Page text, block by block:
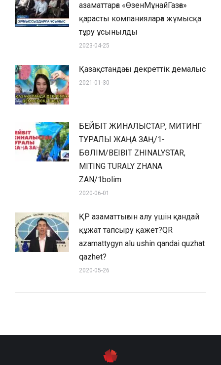
азаматтарға «ӨзенМұнайГазға»
қарасты компанияларға жұмысқа
тұру ұсынылды
2023-04-25
Қазақстандағы декреттік демалыс
2021-01-30
БЕЙБІТ ЖИНАЛЫСТАР, МИТИНГ
ТУРАЛЫ ЖАҢА ЗАҢ/1-
БӨЛІМ/BEIBIT ZHINALYSTAR,
MITING TURALY ZHANA
ZAN/1bolim
2020-06-01
ҚР азаматтығын алу үшін қандай
құжат тапсыру қажет?QR
azamattygyn alu ushin qandai quzhat
qazhet?
2020-05-26